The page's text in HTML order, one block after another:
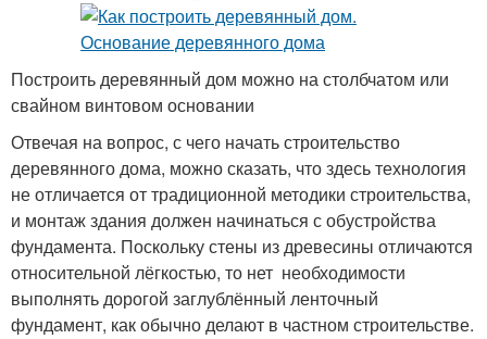
Построить деревянный дом можно на столбчатом или
свайном винтовом основании
Отвечая на вопрос, с чего начать строительство
деревянного дома, можно сказать, что здесь технология
не отличается от традиционной методики строительства,
и монтаж здания должен начинаться с обустройства
фундамента. Поскольку стены из древесины отличаются
относительной лёгкостью, то нет необходимости
выполнять дорогой заглублённый ленточный
фундамент, как обычно делают в частном строительстве.